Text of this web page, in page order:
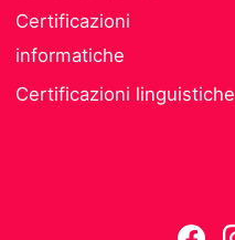
Certificazioni
informatiche
Certificazioni linguistiche